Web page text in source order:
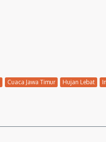
Cuaca Jawa Timur Hujan Lebat